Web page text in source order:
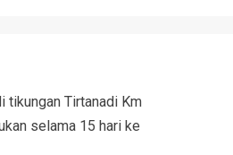
tikungan Tirtanadi Km
selama 15 hari ke